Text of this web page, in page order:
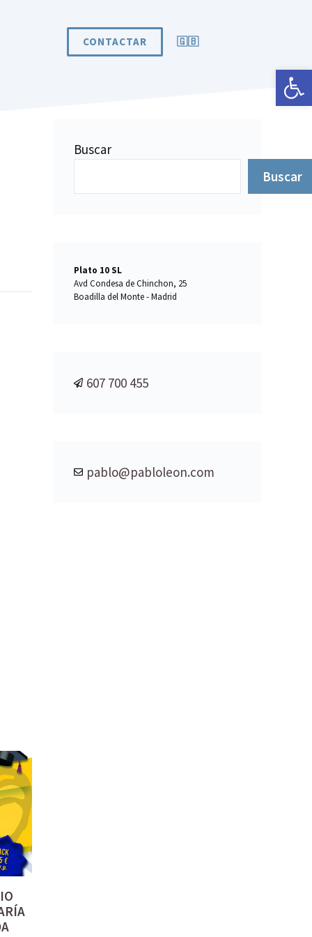
Abrir
CONTACTAR 🇬🇧
Buscar
Buscar
Plato 10 SL
Avd Condesa de Chinchon, 25
Boadilla del Monte - Madrid
607 700 455
pablo@pabloleon.com